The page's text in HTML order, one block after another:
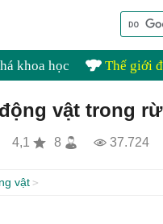
khoa học Thế giới
vật trong
4,1 8 37.724
vật